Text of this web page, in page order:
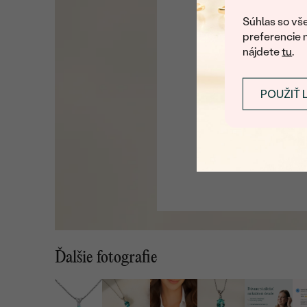
Súhlas so
preferencie
nájdetetu.
POUŽIŤ
Ďalšie fotografie
U nás na vás stále